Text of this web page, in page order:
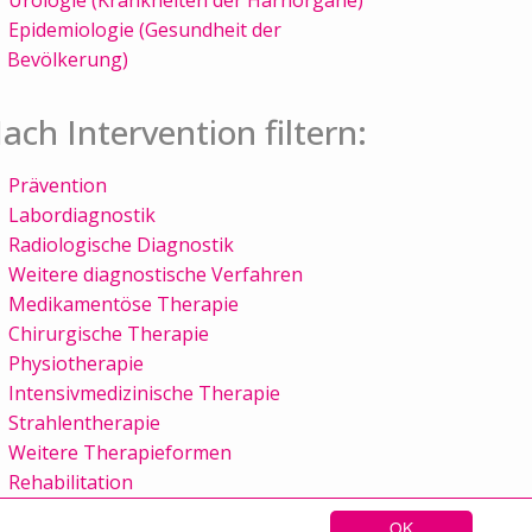
OK
Epidemiologie (Gesundheit der
Bevölkerung)
Intervention filtern:
Prävention
Labordiagnostik
Radiologische Diagnostik
Weitere diagnostische Verfahren
Medikamentöse Therapie
Chirurgische Therapie
Physiotherapie
Intensivmedizinische Therapie
Strahlentherapie
Weitere Therapieformen
Rehabilitation